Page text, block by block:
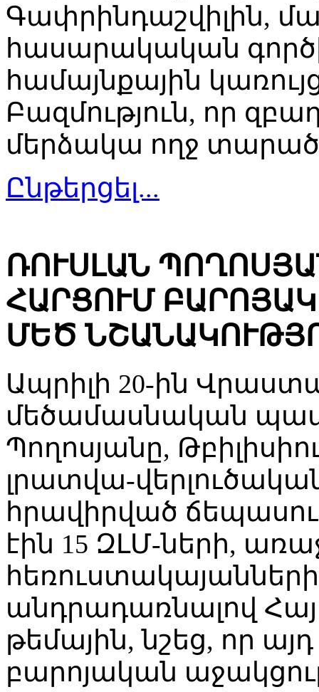
Գափրինդաշվիլին,
հասարակական
համայնքային
Բազմություն, որ
մերձակա ողջ
Ընթերցել...
ՌՈՒՍԼԱՆ
ՀԱՐՑՈՒՄ
ՄԵԾ
Ապրիլի 20-ին
մեծամասնական
Պողոսյանը,
լրատվա-
հրավիրված
էին 15 ԶԼՄ-ների,
անդրադառնալով
թեմային, նշեց, որ
բարոյական